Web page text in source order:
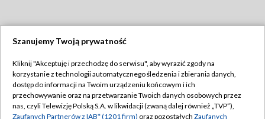
TVP
Abonament TVP
Emisja w TVP
Regulamin TVP
Szanujemy Twoją prywatność
Kliknij "Akceptuję i przechodzę do serwisu", aby wyrazić zgody na
korzystanie z technologii automatycznego śledzenia i zbierania danych,
dostęp do informacji na Twoim urządzeniu końcowym i ich
przechowywanie oraz na przetwarzanie Twoich danych osobowych przez
nas, czyli Telewizję Polską S.A. w likwidacji (zwaną dalej również „TVP”),
Zaufanych Partnerów z IAB* (1201 firm) oraz pozostałych Zaufanych